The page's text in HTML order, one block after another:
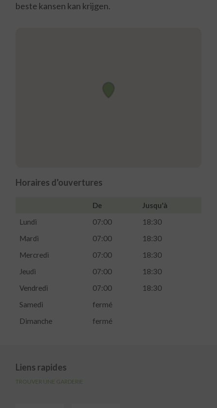
beste kansen kan krijgen.
Horaires d'ouvertures
De
Jusqu'à
Lundi
07:00
18:30
Mardi
07:00
18:30
Mercredi
07:00
18:30
Jeudi
07:00
18:30
Vendredi
07:00
18:30
Samedi
fermé
Dimanche
fermé
Liens rapides
TROUVER UNE GARDERIE